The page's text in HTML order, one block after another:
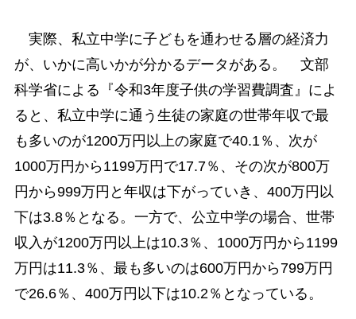
実際、私立中学に子どもを通わせる層の経済力
が、いかに高いかが分かるデータがある。 文部
科学省による『令和3年度子供の学習費調査』によ
ると、私立中学に通う生徒の家庭の世帯年収で最
も多いのが1200万円以上の家庭で40.1％、次が
1000万円から1199万円で17.7％、その次が800万
円から999万円と年収は下がっていき、400万円以
下は3.8％となる。一方で、公立中学の場合、世帯
収入が1200万円以上は10.3％、1000万円から1199
万円は11.3％、最も多いのは600万円から799万円
で26.6％、400万円以下は10.2％となっている。